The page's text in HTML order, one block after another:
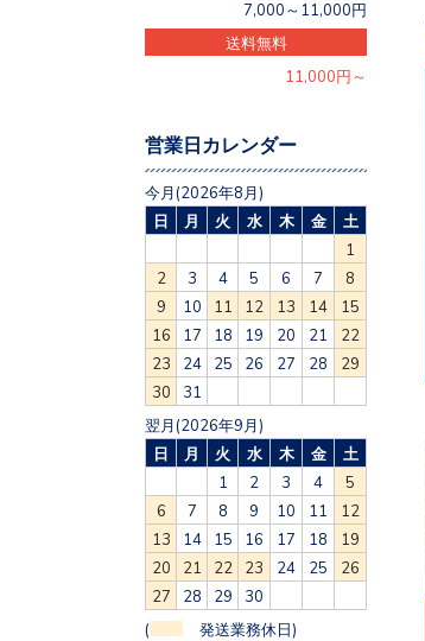
7,000～11,000円
送料無料
11,000円～
営業日カレンダー
今月(2026年8月)
日
月 火 水 木 金
土
1
2
3 4 5 6 7
8
9
10 11 12 13 14
15
16
17 18 19 20 21
22
23
24 25 26 27 28
29
30
31
翌月(2026年9月)
日
月 火 水 木 金
土
1
2 3 4
5
6
7 8 9 10 11
12
13
14 15 16 17 18
19
20
21 22 23 24 25
26
27
28 29 30
( 発送業務休日)